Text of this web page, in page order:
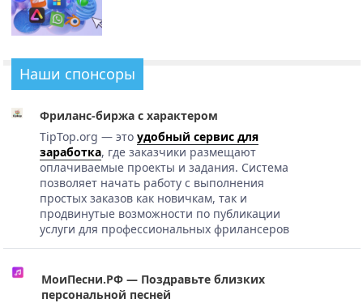
Наши спонсоры
Фриланс-биржа с характером
TipTop.org — это удобный сервис для
заработка, где заказчики размещают
оплачиваемые проекты и задания. Система
позволяет начать работу с выполнения
простых заказов как новичкам, так и
продвинутые возможности по публикации
услуги для профессиональных фрилансеров
МоиПесни.РФ — Поздравьте близких
персональной песней